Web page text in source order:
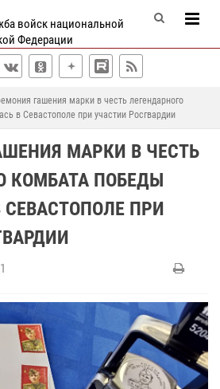
войск национальной
Федерации
гашения марки в честь легендарного
в Севастополе при участии Росгвардии
МАРКИ В ЧЕСТЬ
КОМБАТА ПОБЕДЫ
ПРИ